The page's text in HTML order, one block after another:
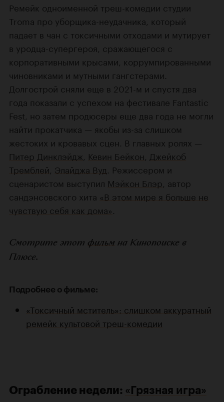
Ремейк одноименной треш-комедии студии
Troma про уборщика-неудачника, который
падает в чан с токсичными отходами и мутирует
в уродца-супергероя, сражающегося с
корпоративными крысами, коррумпированными
чиновниками и мутными гангстерами.
Долгострой сняли еще в 2021-м и спустя два
года показали с успехом на фестивале Fantastic
Fest, но затем продюсеры еще два года не могли
найти прокатчика — якобы из-за слишком
жестоких и кровавых сцен. В главных ролях —
Питер Динклэйдж Кевин Бейкон Джейкоб
Тремблей Элайджа Вуд . Режиссером и
сценаристом выступил Мэйкон Блэр , автор
сандэнсовского хита «В этом мире я больше не
чувствую себя как дома»
Смотрите этот фильм на Кинопоиске в
Плюсе.
Подробнее о фильме:
«Токсичный мститель»: слишком аккуратный
ремейк культовой треш-комедии
Ограбление недели: «Грязная игра»